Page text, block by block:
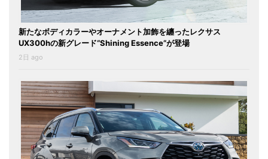
新たなボディカラーやオーナメント加飾を纏ったレクサス
UX300hの新グレード“Shining Essence”が登場
2日 ago